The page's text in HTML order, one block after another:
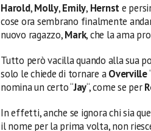
Harold,Molly,Emily, Hernste
cose ora sembrano finalmente
nuovo ragazzo,Mark, che la ama
Tutto però vacilla quando alla sua
solo le chiede di tornare aOverville
nomina un certo “Jay“, come se per
In effetti, anche se ignora chi sia
il nome per la prima volta, non